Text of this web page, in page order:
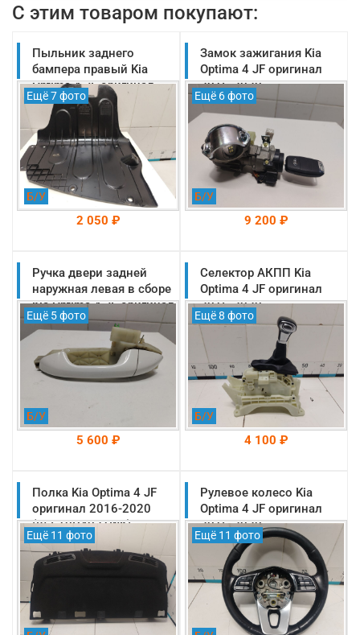
С этим товаром покупают:
Пыльник заднего
бампера правый Kia
Optima 4 JF оригинал
2016-2020
(86698D4500)
Ещё 7 фото
Б/У
2 050 ₽
На складе: Раменское
-->
Замок зажигания Kia
Optima 4 JF оригинал
2016-2020
(81900D4G00)
Ещё 6 фото
Б/У
9 200 ₽
На складе: Раменское
-->
Ручка двери задней
наружная левая в сборе
Kia Optima 4 JF оригинал
2016-2020
(83655D4000)
Ещё 5 фото
Б/У
5 600 ₽
На складе: Раменское
-->
Селектор АКПП Kia
Optima 4 JF оригинал
2016-2020
(46700D4100)
Ещё 8 фото
Б/У
4 100 ₽
На складе: Раменское
-->
Полка Kia Optima 4 JF
оригинал 2016-2020
(85610D4021WK)
Ещё 11 фото
Рулевое колесо Kia
Optima 4 JF оригинал
2016-2020
(56120D4520WK)
Ещё 11 фото